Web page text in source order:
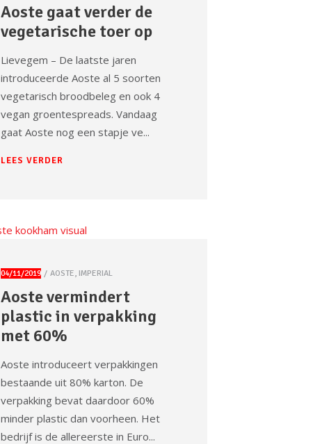
Aoste gaat verder de
vegetarische toer op
Lievegem – De laatste jaren
introduceerde Aoste al 5 soorten
vegetarisch broodbeleg en ook 4
vegan groentespreads. Vandaag
gaat Aoste nog een stapje ve
LEES VERDER
04/11/2019 AOSTE, IMPERIAL
Aoste vermindert
plastic in verpakking
met 60%
Aoste introduceert verpakkingen
bestaande uit 80% karton. De
verpakking bevat daardoor 60%
minder plastic dan voorheen. Het
bedrijf is de allereerste in Euro